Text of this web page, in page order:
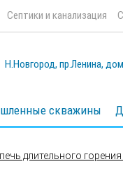
Септики и канализация
Н.Новгород, пр.Ленина,
скважины
длительного